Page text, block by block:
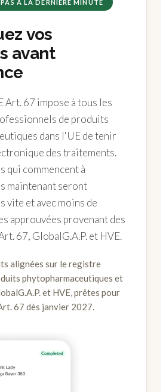
À LA DERNIÈRE MINUTE
vos
avant
Art. 67 impose à tous les
de produits
dans l'UE de tenir
des traitements.
qui commencent à
maintenant seront
vite et avec moins de
approuvées provenant des
67, GlobalG.A.P. et HVE.
alignées sur le registre
phytopharmaceutiques et
et HVE, prêtes pour
67 dès janvier 2027.